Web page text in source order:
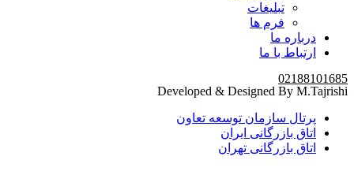
تبلیغات
فرم ها
درباره ما
ارتباط با ما
02188101685
Developed & Designed By M.Tajrishi
پرتال سازمان توسعه تعاون
اتاق بازرگانی ایران
اتاق بازرگانی تهران